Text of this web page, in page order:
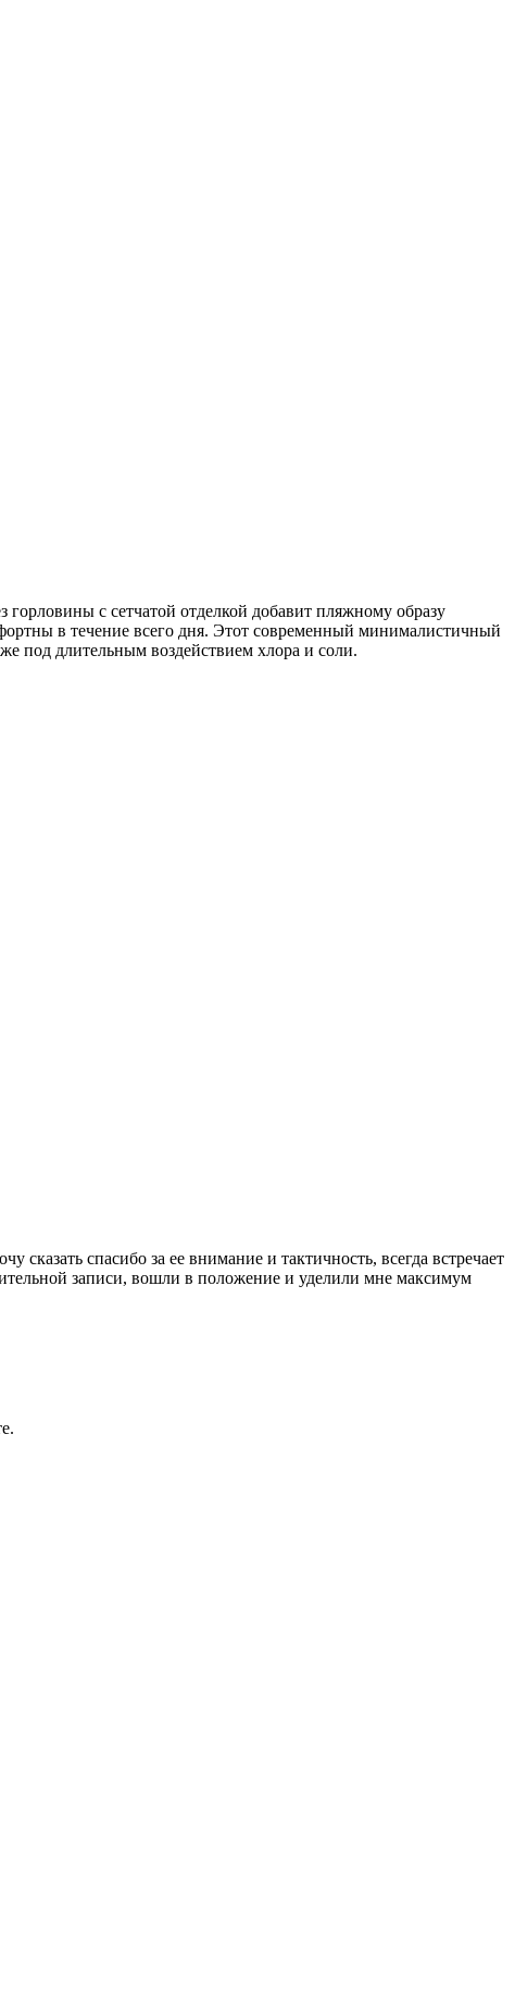
с сетчатой ​​отделкой добавит пляжному образу
в течение всего дня. Этот современный минималистичный
длительным воздействием хлора и соли.
спасибо за ее внимание и тактичность, всегда встречает
записи, вошли в положение и уделили мне максимум